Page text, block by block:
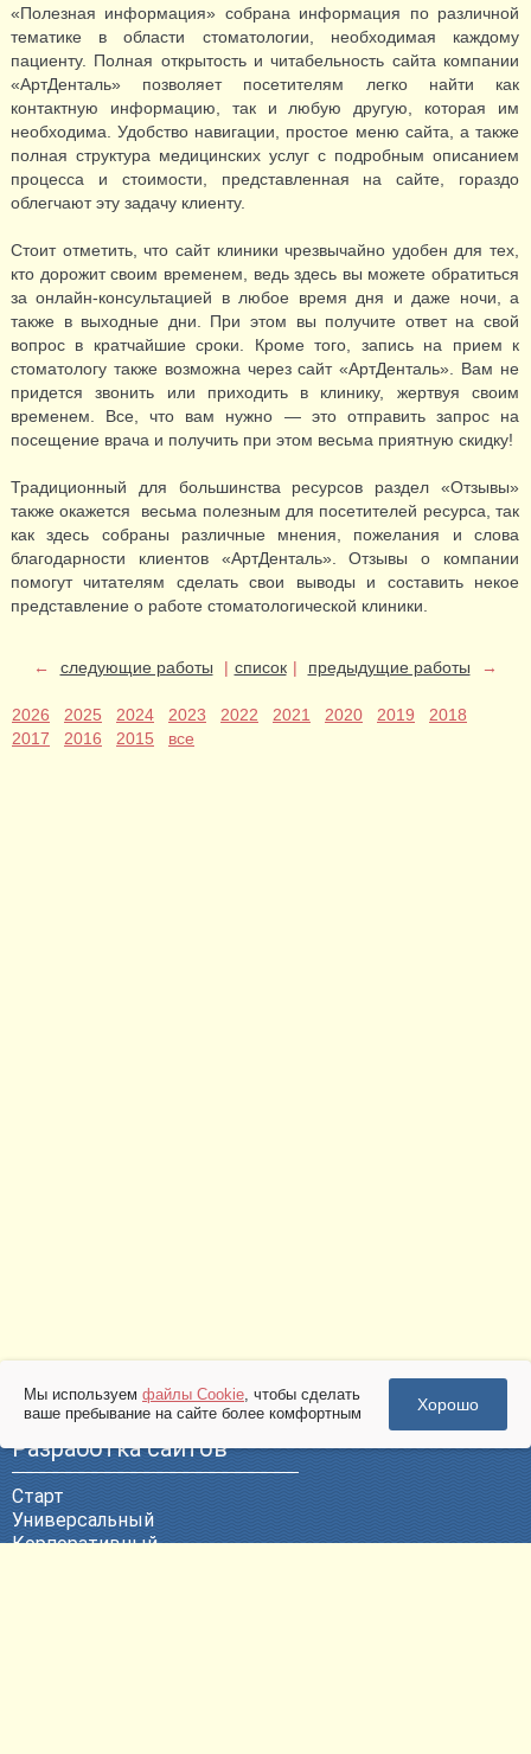
«Полезная информация» собрана информация по различной
тематике в области стоматологии, необходимая каждому
пациенту. Полная открытость и читабельность сайта компании
«АртДенталь» позволяет посетителям легко найти как
контактную информацию, так и любую другую, которая им
необходима. Удобство навигации, простое меню сайта, а также
полная структура медицинских услуг с подробным описанием
процесса и стоимости, представленная на сайте, гораздо
облегчают эту задачу клиенту.
Стоит отметить, что сайт клиники чрезвычайно удобен для тех,
кто дорожит своим временем, ведь здесь вы можете обратиться
за онлайн-консультацией в любое время дня и даже ночи, а
также в выходные дни. При этом вы получите ответ на свой
вопрос в кратчайшие сроки. Кроме того, запись на прием к
стоматологу также возможна через сайт «АртДенталь». Вам не
придется звонить или приходить в клинику, жертвуя своим
временем. Все, что вам нужно — это отправить запрос на
посещение врача и получить при этом весьма приятную скидку!
Традиционный для большинства ресурсов раздел «Отзывы»
также окажется весьма полезным для посетителей ресурса, так
как здесь собраны различные мнения, пожелания и слова
благодарности клиентов «АртДенталь». Отзывы о компании
помогут читателям сделать свои выводы и составить некое
представление о работе стоматологической клиники.
← следующие работы | список | предыдущие работы →
2026 2025 2024 2023 2022 2021 2020 2019
2018
2017
2016 2015 все
Разработка сайтов
Старт
Универсальный
Корпоративный
Мы используем файлы Cookie, чтобы сделать
ваше пребывание на сайте более комфортным
Хорошо